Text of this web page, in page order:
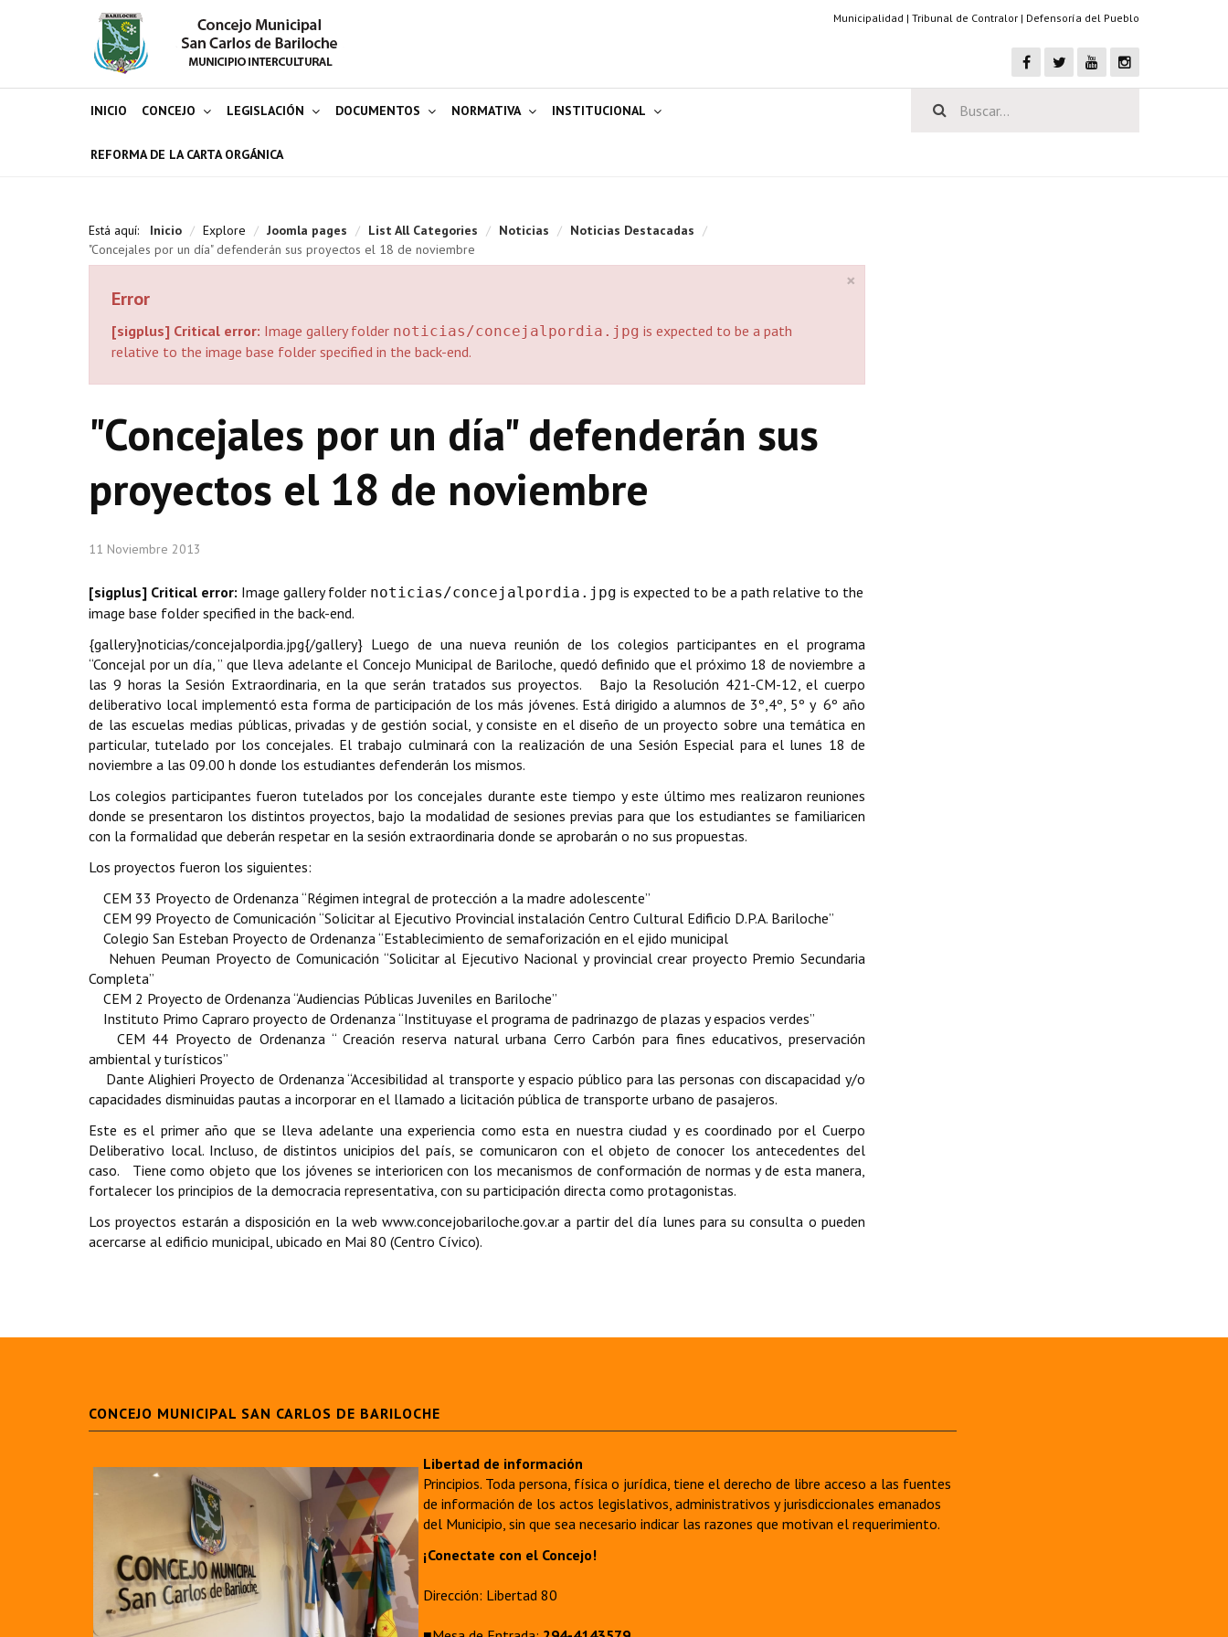
Municipalidad | Tribunal de Contralor | Defensoría del Pueblo
INICIO CONCEJO LEGISLACIÓN DOCUMENTOS NORMATIVA INSTITUCIONAL
REFORMA DE LA CARTA ORGÁNICA
Está aquí: Inicio / Explore / Joomla pages / List All Categories / Noticias / Noticias Destacadas /
"Concejales por un día" defenderán sus proyectos el 18 de noviembre
×
Error
[sigplus] Critical error: Image gallery folder noticias/concejalpordia.jpg is expected to be a path
relative to the image base folder specified in the back-end.
"Concejales por un día" defenderán sus
proyectos el 18 de noviembre
11 Noviembre 2013
[sigplus] Critical error: Image gallery folder noticias/concejalpordia.jpg is expected to be a path relative to the
image base folder specified in the back-end.
{gallery}noticias/concejalpordia.jpg{/gallery} Luego de una nueva reunión de los colegios participantes en el programa
“Concejal por un día, ” que lleva adelante el Concejo Municipal de Bariloche, quedó definido que el próximo 18 de noviembre a
las 9 horas la Sesión Extraordinaria, en la que serán tratados sus proyectos. Bajo la Resolución 421-CM-12, el cuerpo
deliberativo local implementó esta forma de participación de los más jóvenes. Está dirigido a alumnos de 3º,4º, 5º y 6º año
de las escuelas medias públicas, privadas y de gestión social, y consiste en el diseño de un proyecto sobre una temática en
particular, tutelado por los concejales. El trabajo culminará con la realización de una Sesión Especial para el lunes 18 de
noviembre a las 09.00 h donde los estudiantes defenderán los mismos.
Los colegios participantes fueron tutelados por los concejales durante este tiempo y este último mes realizaron reuniones
donde se presentaron los distintos proyectos, bajo la modalidad de sesiones previas para que los estudiantes se familiaricen
con la formalidad que deberán respetar en la sesión extraordinaria donde se aprobarán o no sus propuestas.
Los proyectos fueron los siguientes:
CEM 33 Proyecto de Ordenanza “Régimen integral de protección a la madre adolescente”
CEM 99 Proyecto de Comunicación “Solicitar al Ejecutivo Provincial instalación Centro Cultural Edificio D.P.A. Bariloche”
Colegio San Esteban Proyecto de Ordenanza “Establecimiento de semaforización en el ejido municipal
Nehuen Peuman Proyecto de Comunicación “Solicitar al Ejecutivo Nacional y provincial crear proyecto Premio Secundaria
Completa”
CEM 2 Proyecto de Ordenanza “Audiencias Públicas Juveniles en Bariloche”
Instituto Primo Capraro proyecto de Ordenanza “Instituyase el programa de padrinazgo de plazas y espacios verdes”
CEM 44 Proyecto de Ordenanza “ Creación reserva natural urbana Cerro Carbón para fines educativos, preservación
ambiental y turísticos”
Dante Alighieri Proyecto de Ordenanza “Accesibilidad al transporte y espacio público para las personas con discapacidad y/o
capacidades disminuidas pautas a incorporar en el llamado a licitación pública de transporte urbano de pasajeros.
Este es el primer año que se lleva adelante una experiencia como esta en nuestra ciudad y es coordinado por el Cuerpo
Deliberativo local. Incluso, de distintos unicipios del país, se comunicaron con el objeto de conocer los antecedentes del
caso. Tiene como objeto que los jóvenes se interioricen con los mecanismos de conformación de normas y de esta manera,
fortalecer los principios de la democracia representativa, con su participación directa como protagonistas.
Los proyectos estarán a disposición en la web www.concejobariloche.gov.ar a partir del día lunes para su consulta o pueden
acercarse al edificio municipal, ubicado en Mai 80 (Centro Cívico).
CONCEJO MUNICIPAL SAN CARLOS DE BARILOCHE
Libertad de información
Principios. Toda persona, física o jurídica, tiene el derecho de libre acceso a las fuentes
de información de los actos legislativos, administrativos y jurisdiccionales emanados
del Municipio, sin que sea necesario indicar las razones que motivan el requerimiento.
¡Conectate con el Concejo!
Dirección: Libertad 80